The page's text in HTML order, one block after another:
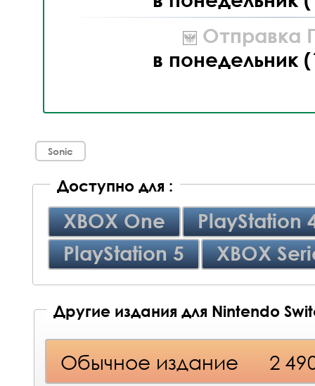
Отправка
в понедельник
Sonic
Доступно для :
XBOX One
PlayStation
PlayStation 5
XBOX
Другие издания для Nintendo
Обычное издание 2